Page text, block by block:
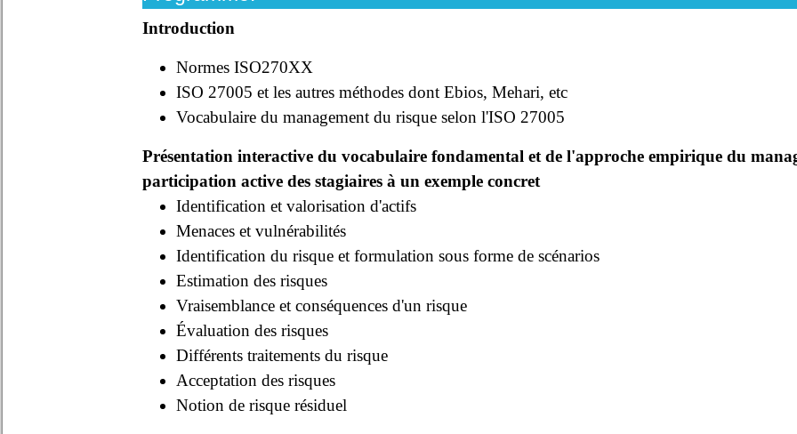
Introduction
Normes ISO270XX
ISO 27005 et les autres méthodes dont Ebios, Mehari, etc
Vocabulaire du management du risque selon l'ISO 27005
Présentation interactive du vocabulaire fondamental et de l'approche empirique du
participation active des stagiaires à un exemple concret
Identification et valorisation d'actifs
Menaces et vulnérabilités
Identification du risque et formulation sous forme de scénarios
Estimation des risques
Vraisemblance et conséquences d'un risque
Évaluation des risques
Différents traitements du risque
Acceptation des risques
Notion de risque résiduel